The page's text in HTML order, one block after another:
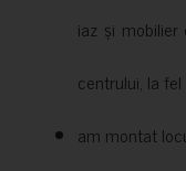
iaz și mobilier
centrului, la
am montat